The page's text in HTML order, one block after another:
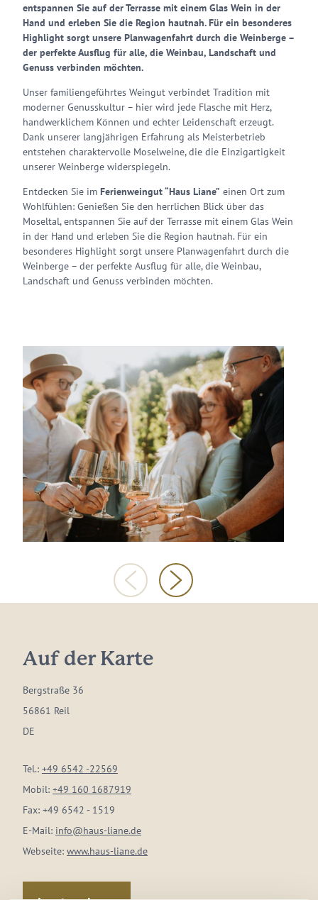
entspannen Sie auf der Terrasse mit einem Glas Wein in der
Hand und erleben Sie die Region hautnah. Für ein besonderes
Highlight sorgt unsere Planwagenfahrt durch die Weinberge –
der perfekte Ausflug für alle, die Weinbau, Landschaft und
Genuss verbinden möchten.
Unser familiengeführtes Weingut verbindet Tradition mit
moderner Genusskultur – hier wird jede Flasche mit Herz,
handwerklichem Können und echter Leidenschaft erzeugt.
Dank unserer langjährigen Erfahrung als Meisterbetrieb
entstehen charaktervolle Moselweine, die die Einzigartigkeit
unserer Weinberge widerspiegeln.
Entdecken Sie im Ferienweingut “Haus Liane” einen Ort zum
Wohlfühlen: Genießen Sie den herrlichen Blick über das
Moseltal, entspannen Sie auf der Terrasse mit einem Glas Wein
in der Hand und erleben Sie die Region hautnah. Für ein
besonderes Highlight sorgt unsere Planwagenfahrt durch die
Weinberge – der perfekte Ausflug für alle, die Weinbau,
Landschaft und Genuss verbinden möchten.
Auf der Karte
Bergstraße 36
56861 Reil
DE
Tel.: +49 6542 -22569
Mobil: +49 160 1687919
Fax: +49 6542 - 1519
E-Mail: info@haus-liane.de
Webseite: www.haus-liane.de